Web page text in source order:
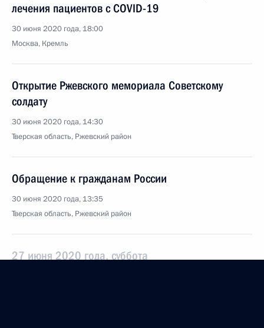
лечения пациентов с COVID-19
30 июня 2020 года, 18:00
Москва, Кремль
Открытие Ржевского мемориала Советскому
солдату
30 июня 2020 года, 14:30
Тверская область, Ржевский район
Обращение к гражданам России
30 июня 2020 года, 13:35
Тверская область, Ржевский район
27 июня 2020 года, суббота